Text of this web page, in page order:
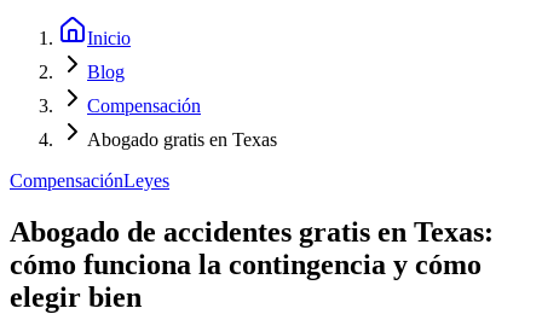
Inicio
Blog
Compensación
Abogado gratis en Texas
CompensaciónLeyes
Abogado de accidentes gratis en Texas:
cómo funciona la contingencia y cómo
elegir bien